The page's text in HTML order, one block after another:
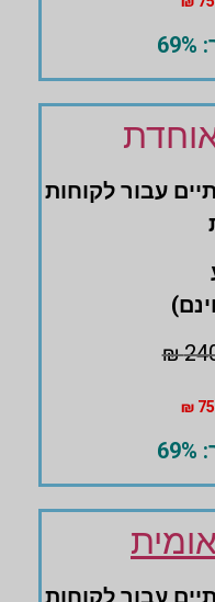
עבור לקוחות
עבור לקוחות